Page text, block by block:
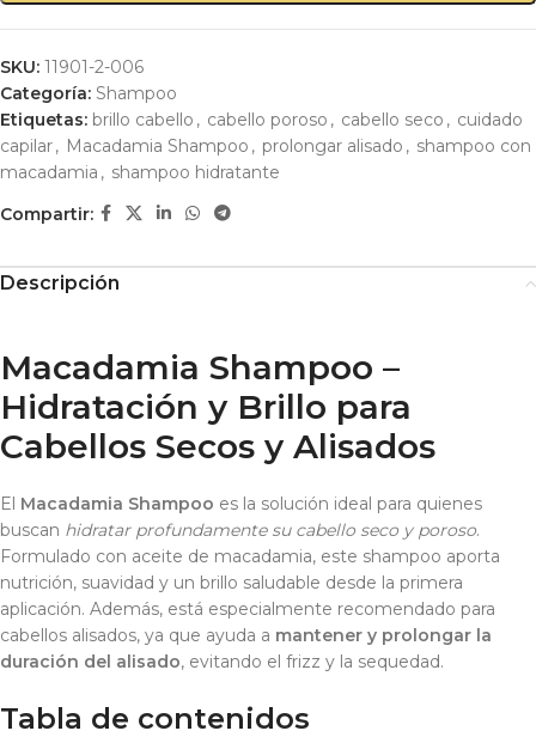
SKU: 11901-2-006
Categoría: Shampoo
Etiquetas: brillo cabello , cabello poroso , cabello seco , cuidado
capilar, Macadamia Shampoo , prolongar alisado , shampoo con
macadamia , shampoo hidratante
Compartir:
Descripción
Macadamia Shampoo –
Hidratación y Brillo para
Cabellos Secos y Alisados
El Macadamia Shampoo es la solución ideal para quienes
buscan hidratar profundamente su cabello seco y poroso.
Formulado con aceite de macadamia, este shampoo aporta
nutrición, suavidad y un brillo saludable desde la primera
aplicación. Además, está especialmente recomendado para
cabellos alisados, ya que ayuda a mantener y prolongar la
duración del alisado, evitando el frizz y la sequedad.
Tabla de contenidos